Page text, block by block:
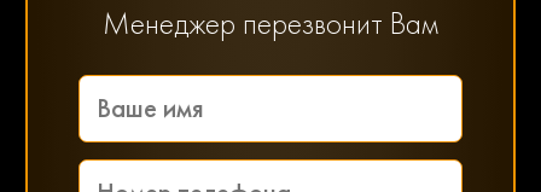
Менеджер перезвонит Вам